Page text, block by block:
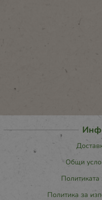
Общи
Политиката
Политика за